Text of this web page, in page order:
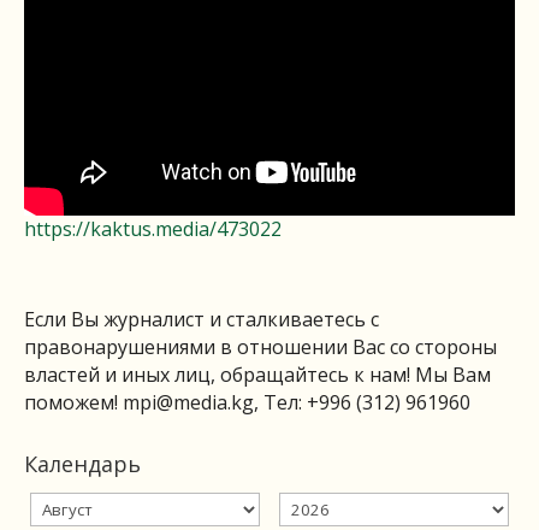
https://kaktus.media/473022
Если Вы журналист и сталкиваетесь с
правонарушениями в отношении Вас со стороны
властей и иных лиц, обращайтесь к нам! Мы Вам
поможем! mpi@media.kg, Тел: +996 (312) 961960
Календарь